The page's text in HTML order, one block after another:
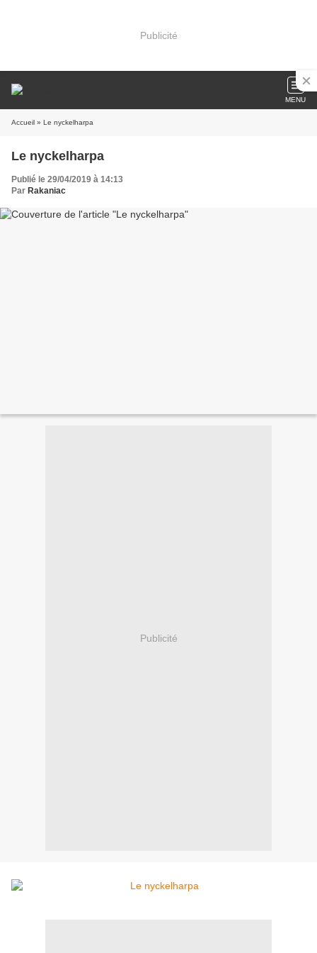
Publicité
MENU
Accueil » Le nyckelharpa
Le nyckelharpa
Publié le 29/04/2019 à 14:13
Par Rakaniac
Publicité